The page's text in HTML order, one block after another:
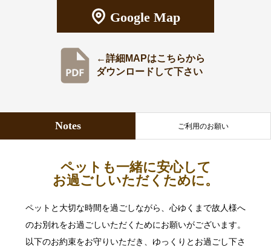
Google Map
←詳細MAPはこちらから
ダウンロードして下さい
Notes ご利用のお願い
ペットも一緒に安心して
お過ごしいただくために。
ペットと大切な時間を過ごしながら、心ゆくまで故人様へ
のお別れをお過ごしいただくためにお願いがございます。
以下のお約束をお守りいただき、ゆっくりとお過ごし下さ